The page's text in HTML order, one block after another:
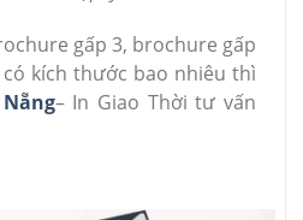
gấp 3, brochure gấp
kích thước bao nhiêu thì
– In Giao Thời tư vấn